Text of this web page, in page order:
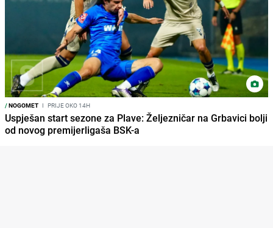
/NOGOMET I PRIJE OKO 14H
Uspješan start sezone za Plave: Željezničar na Grbavici bolji
od novog premijerligaša BSK-a